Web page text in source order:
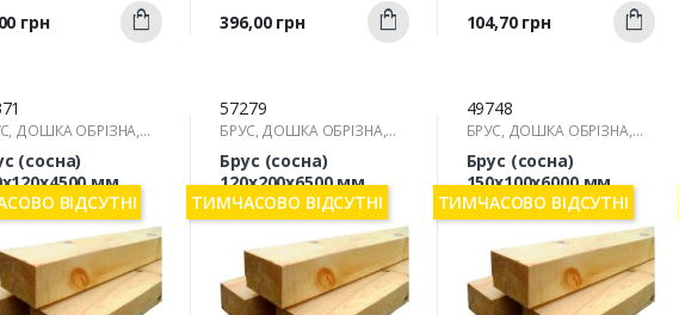
Швидкий
перегляд
грн Купити
Швидкий
перегляд
Ціна
396,00 грн Купити
Швидкий
перегляд
Ціна
104,70 грн Купити
ДОШКА ОБРІЗНА,
(сосна)
мм
ВІДСУТНІ
57279
БРУС, ДОШКА ОБРІЗНА,
РЕЙКА
Брус (сосна)
120х200х6500 мм
ТИМЧАСОВО ВІДСУТНІ
49748
БРУС, ДОШКА ОБРІЗНА,
РЕЙКА
Брус (сосна)
150х100х6000 мм
ТИМЧАСОВО ВІДСУТНІ